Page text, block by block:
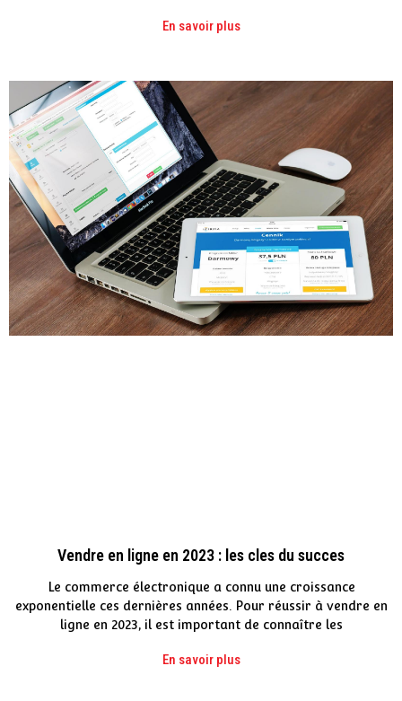
En savoir plus
Vendre en ligne en 2023 : les cles du succes
Le commerce électronique a connu une croissance
exponentielle ces dernières années. Pour réussir à vendre en
ligne en 2023, il est important de connaître les
En savoir plus